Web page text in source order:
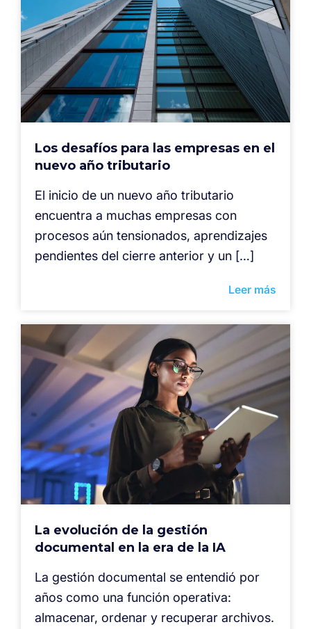
Los desafíos para las empresas en el
nuevo año tributario
El inicio de un nuevo año tributario
encuentra a muchas empresas con
procesos aún tensionados, aprendizajes
pendientes del cierre anterior y un […]
Leer más
La evolución de la gestión
documental en la era de la IA
La gestión documental se entendió por
años como una función operativa:
almacenar, ordenar y recuperar archivos.